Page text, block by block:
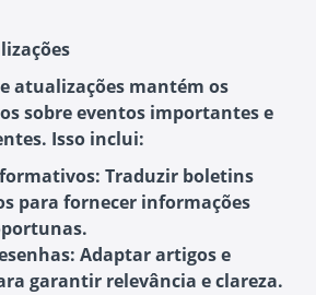
atualizações mantém os
sobre eventos importantes e
Isso inclui:
Traduzir boletins
para fornecer informações
Adaptar artigos e
garantir relevância e clareza.